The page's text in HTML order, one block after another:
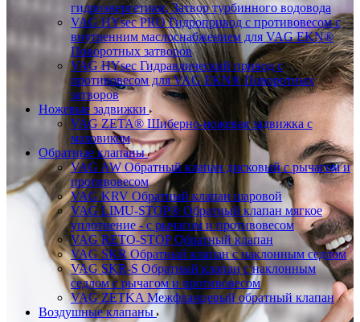
гидроэнергетики, Затвор турбинного водовода
VAG HYsec PRO Гидропривод с противовесом с
внутренним маслоснабжением для VAG EKN®
Поворотных затворов
VAG HYsec Гидравлический привод с
противовесом для VAG EKN® Поворотных
затворов
Ножевые задвижки
VAG ZETA® Шиберно-ножевая задвижка с
маховиком
Обратные клапаны
VAG AW Обратный клапан дисковый с рычагом и
противовесом
VAG KRV Обратный клапан шаровой
VAG LIMU-STOP® Обратный клапан мягкое
уплотнение - с рычагом и противовесом
VAG RETO-STOP Обратный клапан
VAG SKR Обратный клапан с наклонным седлом
VAG SKR-S Обратный клапан с наклонным
седлом с рычагом и противовесом
VAG ZETKA Межфланцевый обратный клапан
Воздушные клапаны